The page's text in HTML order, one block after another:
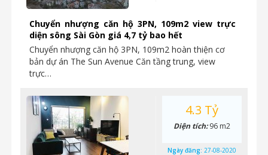
Chuyển nhượng căn hộ 3PN, 109m2 view trực
diện sông Sài Gòn giá 4,7 tỷ bao hết
Chuyển nhượng căn hộ 3PN, 109m2 hoàn thiện cơ
bản dự án The Sun Avenue Căn tầng trung, view
trực…
4.3 Tỷ
Diện tích:96 m2
Ngày đăng: 27-08-2020